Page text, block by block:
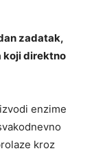
zadatak,
koji direktno
enzime
kroz